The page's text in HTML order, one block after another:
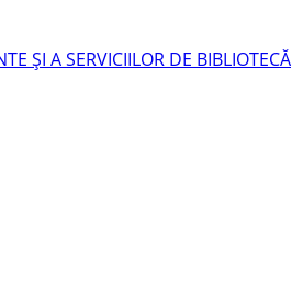
ŞI A SERVICIILOR DE BIBLIOTECĂ